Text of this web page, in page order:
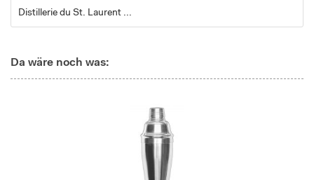
Distillerie du St. Laurent ...
Da wäre noch was: